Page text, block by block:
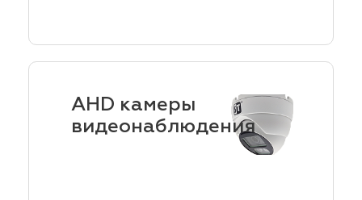
AHD камеры
видеонаблюдения